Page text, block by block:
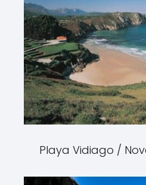
Playa Vidiago /